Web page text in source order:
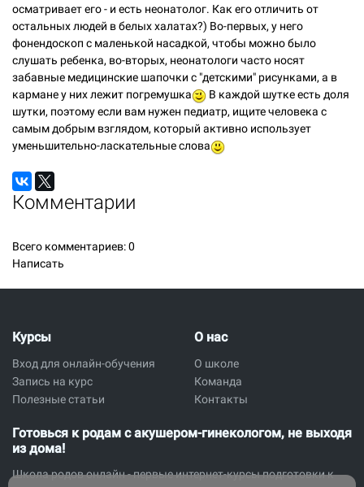
осматривает его - и есть неонатолог. Как его отличить от
остальных людей в белых халатах?) Во-первых, у него
фонендоскоп с маленькой насадкой, чтобы можно было
слушать ребенка, во-вторых, неонатологи часто носят
забавные медицинские шапочки с "детскими" рисунками, а в
кармане у них лежит погремушка
В каждой шутке есть доля
шутки, поэтому если вам нужен педиатр, ищите человека с
самым добрым взглядом, который активно использует
уменьшительно-ласкательные слова
Комментарии
Всего комментариев:0
Написать
Курсы
Вход для онлайн-обучения
Запись на курс
Полезные статьи
О нас
О школе
Команда
Контакты
Готовься к родам с акушером-гинекологом, не выходя
из дома!
Школа родов онлайн - первые интернет-курсы подготовки к